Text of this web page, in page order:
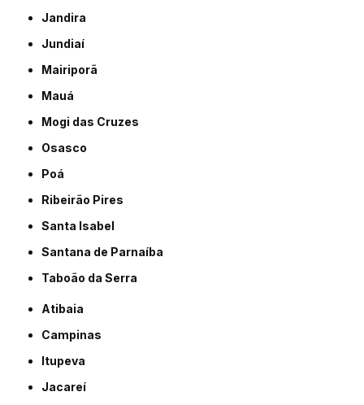
Jandira
Jundiaí
Mairiporã
Mauá
Mogi das Cruzes
Osasco
Poá
Ribeirão Pires
Santa Isabel
Santana de Parnaíba
Taboão da Serra
Atibaia
Campinas
Itupeva
Jacareí